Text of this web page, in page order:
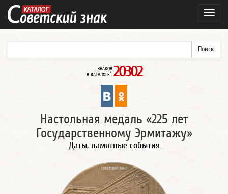
ЗНАКОВ
В КАТАЛОГЕ*: 20302
Настольная медаль «225 лет
Государственному Эрмитажу»
Даты, памятные события